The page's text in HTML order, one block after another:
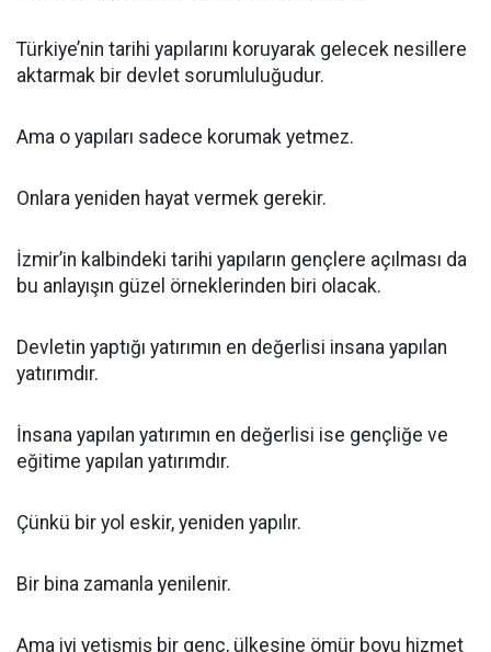
Türkiye’nin tarihi yapılarını koruyarak gelecek nesillere
aktarmak bir devlet sorumluluğudur.
Ama o yapıları sadece korumak yetmez.
Onlara yeniden hayat vermek gerekir.
İzmir’in kalbindeki tarihi yapıların gençlere açılması da
bu anlayışın güzel örneklerinden biri olacak.
Devletin yaptığı yatırımın en değerlisi insana yapılan
yatırımdır.
İnsana yapılan yatırımın en değerlisi ise gençliğe ve
eğitime yapılan yatırımdır.
Çünkü bir yol eskir, yeniden yapılır.
Bir bina zamanla yenilenir.
Ama iyi yetişmiş bir genç, ülkesine ömür boyu hizmet